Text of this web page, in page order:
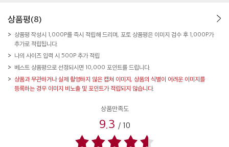
상품평(8)
상품평 작성시 1,000P를 즉시 적립해 드리며, 포토 상품평은 이미지 검수 후 1,000P가
추가로 적립됩니다.
나의 사이즈 입력 시 500P 추가 적립
베스트 상품평으로 선정되시면 10,000 포인트를 드립니다.
상품과 무관하거나 실제 촬영하지 않은 캡쳐 이미지, 상품의 식별이 어려운 이미지를
등록하는 경우 이미지 비노출 및 포인트가 적립되지 않습니다.
상품만족도
9.3 / 10